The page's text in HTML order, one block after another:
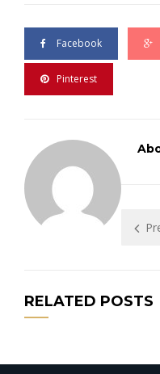
Facebook
Pinterest
RELATED POSTS